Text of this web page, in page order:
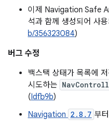
이제 Navigation Safe
석과 함께 생성되어 사
b/356323084)
버그 수정
백스택 상태가 목록에
시도하는
(Idfb9b)
Navigation 2.8.7 부